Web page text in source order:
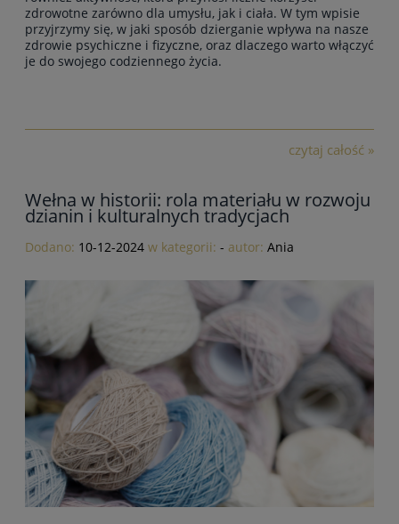
zdrowotne zarówno dla umysłu, jak i ciała. W tym wpisie
przyjrzymy się, w jaki sposób dzierganie wpływa na nasze
zdrowie psychiczne i fizyczne, oraz dlaczego warto włączyć
je do swojego codziennego życia.
czytaj całość »
Wełna w historii: rola materiału w rozwoju
dzianin i kulturalnych tradycjach
Dodano: 10-12-2024 w kategorii: - autor: Ania